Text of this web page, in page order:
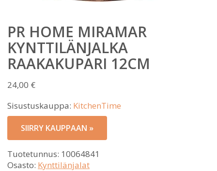
PR HOME MIRAMAR
KYNTTILÄNJALKA
RAAKAKUPARI 12CM
24,00 €
Sisustuskauppa: KitchenTime
SIIRRY KAUPPAAN »
Tuotetunnus: 10064841
Osasto: Kynttilänjalat